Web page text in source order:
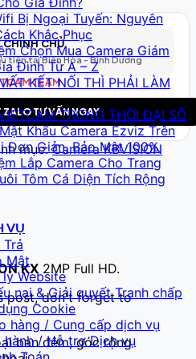
Bị Ngoại Tuyến: Nguyên
Khắc Phục
Chọn Mua Camera Giám
Đình Từ A – Z
KẾT NỐI THÌ PHẢI LÀM
TRONG THỜI ĐẠI SỐ
Khẩu Camera Ezviz Trên
Đơn Giản, Bảo Mật 100%
Lắp Camera Cho Trang
Tôm Cá Diện Tích Rộng
VỤ
Mật
Website
nại & Giải quyết Tranh chấp
Cookie
hàng / Cung cấp dịch vụ
hành / Hỗ trợ Dịch vụ
CHỦ
tiên tại Biên Hòa - Bình Dương
TEAM
ZALO TƯ VẤN NGAY
mục:Camera KBVISION
KX 2MP Full HD.
post, don't forget to
ban đêm, góc rộng